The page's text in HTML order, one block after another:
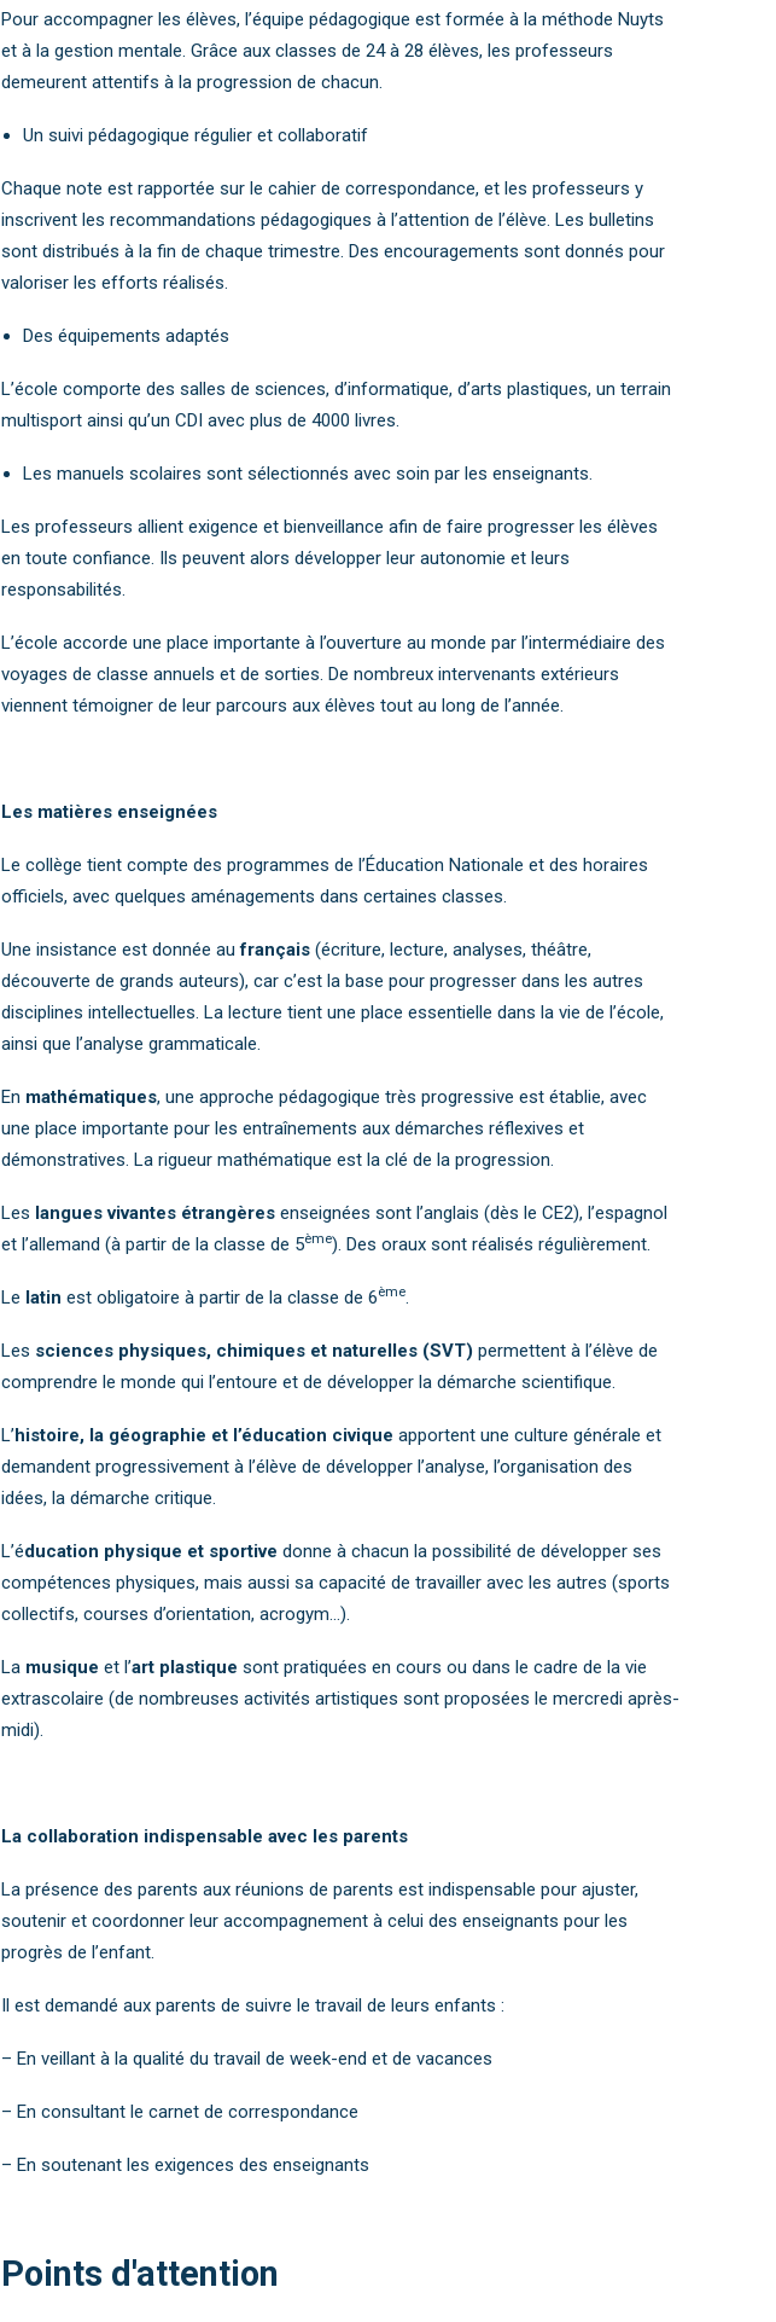
Pour accompagner les élèves, l’équipe pédagogique est formée à la méthode Nuyts
et à la gestion mentale. Grâce aux classes de 24 à 28 élèves, les professeurs
demeurent attentifs à la progression de chacun.
Un suivi pédagogique régulier et collaboratif
Chaque note est rapportée sur le cahier de correspondance, et les professeurs y
inscrivent les recommandations pédagogiques à l’attention de l’élève. Les bulletins
sont distribués à la fin de chaque trimestre. Des encouragements sont donnés pour
valoriser les efforts réalisés.
Des équipements adaptés
L’école comporte des salles de sciences, d’informatique, d’arts plastiques, un terrain
multisport ainsi qu’un CDI avec plus de 4000 livres.
Les manuels scolaires sont sélectionnés avec soin par les enseignants.
Les professeurs allient exigence et bienveillance afin de faire progresser les élèves
en toute confiance. Ils peuvent alors développer leur autonomie et leurs
responsabilités.
L’école accorde une place importante à l’ouverture au monde par l’intermédiaire des
voyages de classe annuels et de sorties. De nombreux intervenants extérieurs
viennent témoigner de leur parcours aux élèves tout au long de l’année.
Les matières enseignées
Le collège tient compte des programmes de l’Éducation Nationale et des horaires
officiels, avec quelques aménagements dans certaines classes.
Une insistance est donnée aufrançais (écriture, lecture, analyses, théâtre,
découverte de grands auteurs), car c’est la base pour progresser dans les autres
disciplines intellectuelles. La lecture tient une place essentielle dans la vie de l’école,
ainsi que l’analyse grammaticale.
En mathématiques, une approche pédagogique très progressive est établie, avec
une place importante pour les entraînements aux démarches réflexives et
démonstratives. La rigueur mathématique est la clé de la progression.
Les langues vivantes étrangères enseignées sont l’anglais (dès le CE2), l’espagnol
et l’allemand (à partir de la classe de 5ème). Des oraux sont réalisés régulièrement.
Le latin est obligatoire à partir de la classe de 6ème.
Les sciences physiques, chimiques et naturelles (SVT) permettent à l’élève de
comprendre le monde qui l’entoure et de développer la démarche scientifique.
L’histoire, la géographie et l’éducation civique apportent une culture générale et
demandent progressivement à l’élève de développer l’analyse, l’organisation des
idées, la démarche critique.
L’éducation physique et sportive donne à chacun la possibilité de développer ses
compétences physiques, mais aussi sa capacité de travailler avec les autres (sports
collectifs, courses d’orientation, acrogym…).
La musique et l’art plastique sont pratiquées en cours ou dans le cadre de la vie
extrascolaire (de nombreuses activités artistiques sont proposées le mercredi après-
midi).
La collaboration indispensable avec les parents
La présence des parents aux réunions de parents est indispensable pour ajuster,
soutenir et coordonner leur accompagnement à celui des enseignants pour les
progrès de l’enfant.
Il est demandé aux parents de suivre le travail de leurs enfants :
– En veillant à la qualité du travail de week-end et de vacances
– En consultant le carnet de correspondance
– En soutenant les exigences des enseignants
Points d'attention